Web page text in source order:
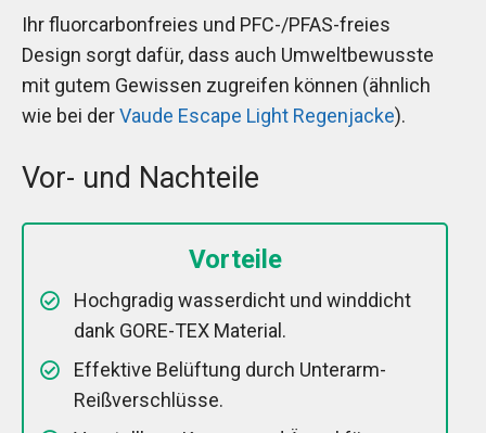
Ihr fluorcarbonfreies und PFC-/PFAS-freies
Design sorgt dafür, dass auch Umweltbewusste
mit gutem Gewissen zugreifen können (ähnlich
wie bei derVaude Escape Light Regenjacke).
Vor- und Nachteile
Vorteile
Hochgradig wasserdicht und winddicht
dank GORE-TEX Material.
Effektive Belüftung durch Unterarm-
Reißverschlüsse.